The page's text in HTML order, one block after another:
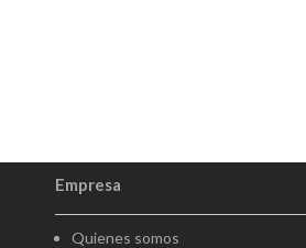
Empresa
Quienes somos